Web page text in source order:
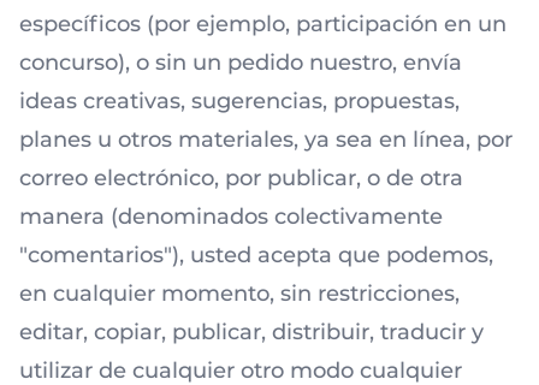
específicos (por ejemplo, participación en un
concurso), o sin un pedido nuestro, envía
ideas creativas, sugerencias, propuestas,
planes u otros materiales, ya sea en línea, por
correo electrónico, por publicar, o de otra
manera (denominados colectivamente
"comentarios"), usted acepta que podemos,
en cualquier momento, sin restricciones,
editar, copiar, publicar, distribuir, traducir y
utilizar de cualquier otro modo cualquier